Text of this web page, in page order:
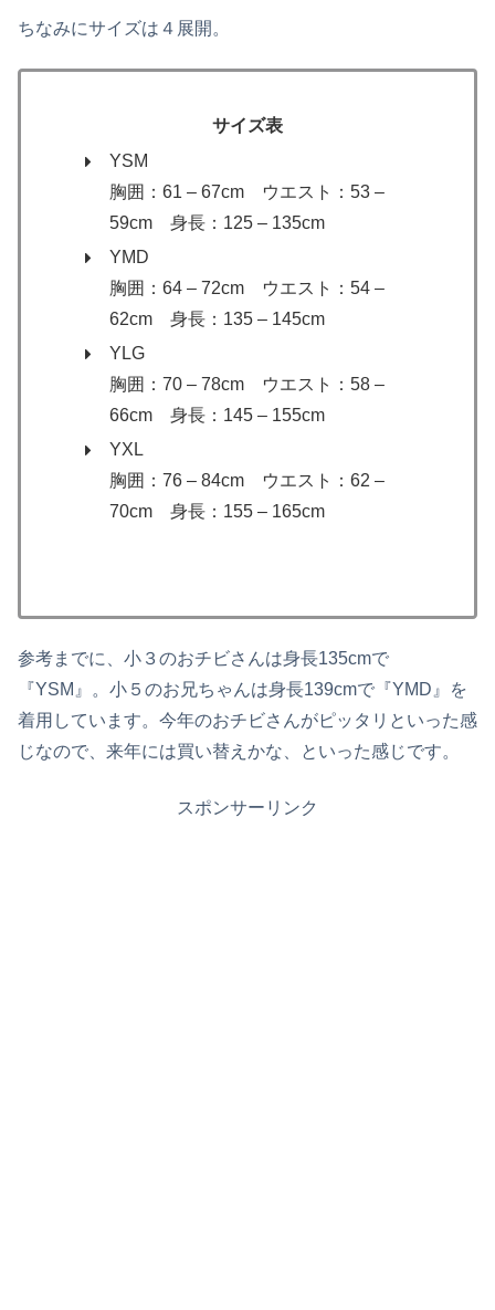
ちなみにサイズは４展開。
サイズ表
YSM
胸囲：61 – 67cm ウエスト：53 –
59cm 身長：125 – 135cm
YMD
胸囲：64 – 72cm ウエスト：54 –
62cm 身長：135 – 145cm
YLG
胸囲：70 – 78cm ウエスト：58 –
66cm 身長：145 – 155cm
YXL
胸囲：76 – 84cm ウエスト：62 –
70cm 身長：155 – 165cm
参考までに、小３のおチビさんは身長135cmで
『YSM』。小５のお兄ちゃんは身長139cmで『YMD』を
着用しています。今年のおチビさんがピッタリといった感
じなので、来年には買い替えかな、といった感じです。
スポンサーリンク